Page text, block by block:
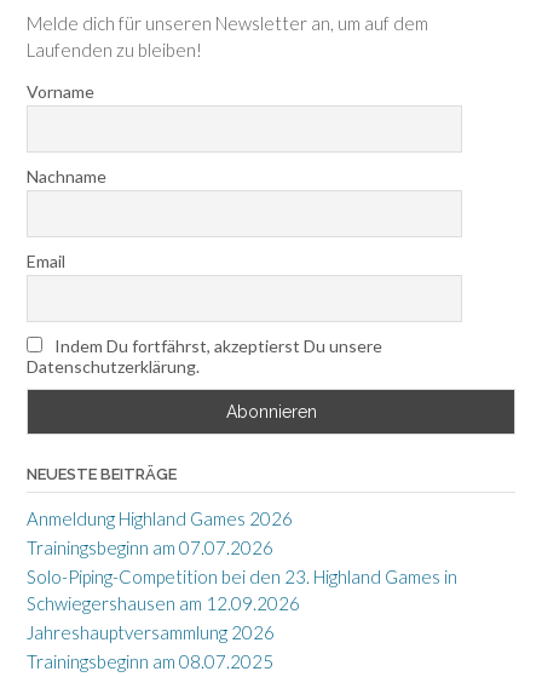
Melde dich für unseren Newsletter an, um auf dem
Laufenden zu bleiben!
Vorname
Nachname
Email
Indem Du fortfährst, akzeptierst Du unsere
Datenschutzerklärung.
NEUESTE BEITRÄGE
Anmeldung Highland Games 2026
Trainingsbeginn am 07.07.2026
Solo-Piping-Competition bei den 23. Highland Games in
Schwiegershausen am 12.09.2026
Jahreshauptversammlung 2026
Trainingsbeginn am 08.07.2025